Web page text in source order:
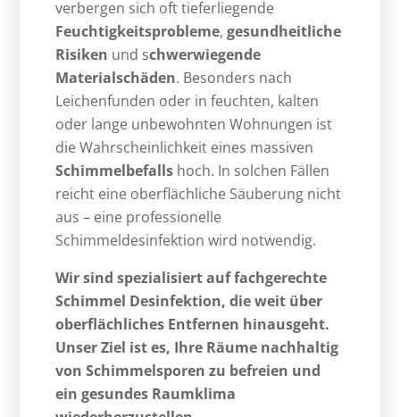
verbergen sich oft tieferliegende
Feuchtigkeitsprobleme,gesundheitliche
Risiken und schwerwiegende
Materialschäden. Besonders nach
Leichenfunden oder in feuchten, kalten
oder lange unbewohnten Wohnungen ist
die Wahrscheinlichkeit eines massiven
Schimmelbefalls hoch. In solchen Fällen
reicht eine oberflächliche Säuberung nicht
aus – eine professionelle
Schimmeldesinfektion wird notwendig.
Wir sind spezialisiert auf fachgerechte
Schimmel Desinfektion, die weit über
oberflächliches Entfernen hinausgeht.
Unser Ziel ist es, Ihre Räume nachhaltig
von Schimmelsporen zu befreien und
ein gesundes Raumklima